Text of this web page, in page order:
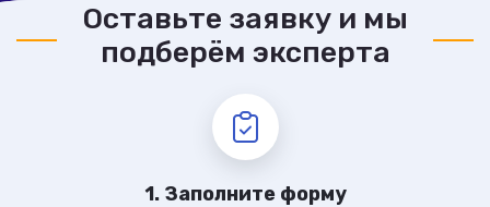
Оставьте заявку и мы
подберём эксперта
1. Заполните форму